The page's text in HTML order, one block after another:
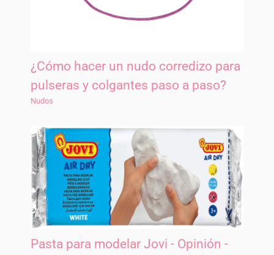
¿Cómo hacer un nudo corredizo para
pulseras y colgantes paso a paso?
Nudos
Pasta para modelar Jovi - Opinión -